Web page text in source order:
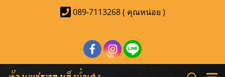
089-7113268 ( คุณหน่อย )